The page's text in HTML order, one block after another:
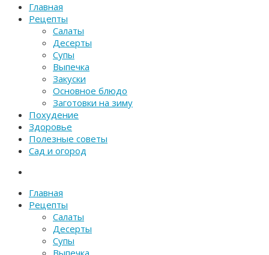
Главная
Рецепты
Салаты
Десерты
Супы
Выпечка
Закуски
Основное блюдо
Заготовки на зиму
Похудение
Здоровье
Полезные советы
Сад и огород
Главная
Рецепты
Салаты
Десерты
Супы